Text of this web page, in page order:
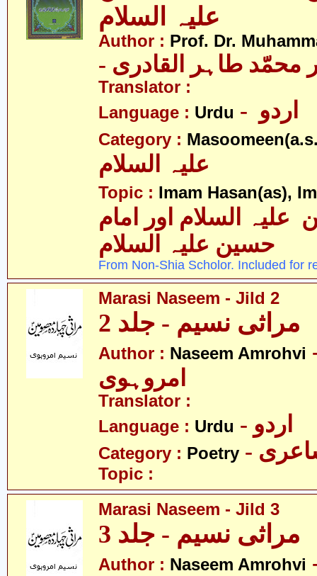
علیہ السلام
Author : Prof. Dr.
محمّد طاہر القادری
Translator :
Language : Urdu
Category :
Topic : Imam Hasan(as),
علیہ السلام اور امام
حسین علیہ السلام
From Non-Shia Scholor. Included for
Marasi Naseem - Jild 2
مراثی نسیم - جلد 2
Author : Naseem Amrohvi
امروہوی
Translator :
Language : Urdu - اردو
Category : Poetry
Topic :
Marasi Naseem - Jild 3
مراثی نسیم - جلد 3
Author : Naseem Amrohvi